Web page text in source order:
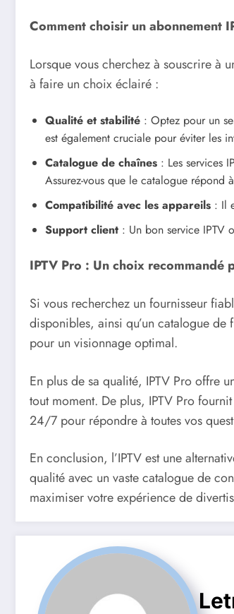
Comment choisir un abonnement
Lorsque vous cherchez à souscrire à
à faire un choix éclairé :
Qualité et stabilité : Optez pour un
est également cruciale pour éviter les
Catalogue de chaînes : Les services
Assurez-vous que le catalogue répond
Compatibilité avec les appareils : Il
Support client : Un bon service IPTV
IPTV Pro : Un choix recommandé
Si vous recherchez un fournisseur
disponibles, ainsi qu’un catalogue
pour un visionnage optimal.
En plus de sa qualité, IPTV Pro offre
tout moment. De plus, IPTV Pro
24/7 pour répondre à toutes vos
En conclusion, l’IPTV est une
qualité avec un vaste catalogue de
maximiser votre expérience de